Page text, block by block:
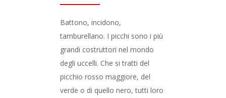
Battono, incidono,
tamburellano. I picchi sono i più
grandi costruttori nel mondo
degli uccelli. Che si tratti del
picchio rosso maggiore, del
verde o di quello nero, tutti loro